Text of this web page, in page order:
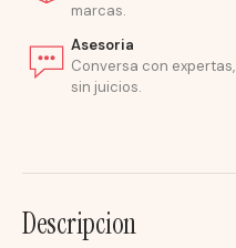
marcas.
Asesoria
Conversa con expertas,
sin juicios.
Descripcion